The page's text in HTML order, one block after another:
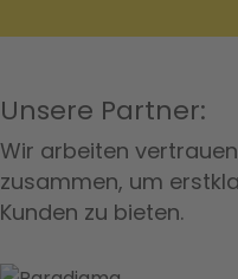
Unsere Partner:
Wir arbeiten
zusammen, um
Kunden zu bieten.